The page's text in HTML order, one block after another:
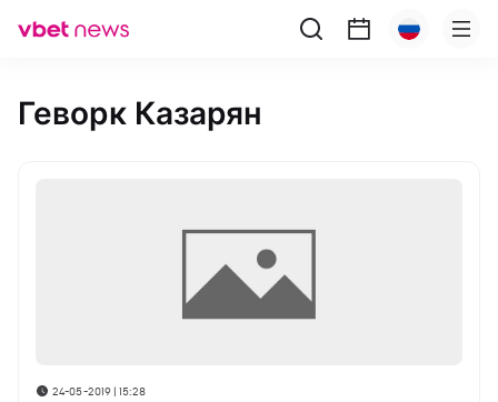
Геворк Казарян
24-05-2019 | 15:28